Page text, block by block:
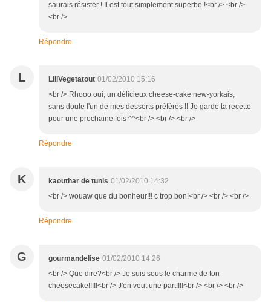
saurais résister ! Il est tout simplement superbe !<br /> <br />
<br />
Répondre
L LiliVegetatout 01/02/2010 15:16
<br /> Rhooo oui, un délicieux cheese-cake new-yorkais,
sans doute l'un de mes desserts préférés !! Je garde ta recette
pour une prochaine fois ^^<br /> <br /> <br />
Répondre
K kaouthar de tunis 01/02/2010 14:32
<br /> wouaw que du bonheur!!! c trop bon!<br /> <br /> <br />
Répondre
G gourmandelise 01/02/2010 14:26
<br /> Que dire?<br /> Je suis sous le charme de ton
cheesecake!!!!!<br /> J'en veut une part!!!!<br /> <br /> <br />